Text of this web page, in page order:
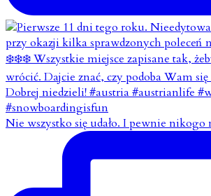
Nie wszystko się udało. I pewnie nikogo